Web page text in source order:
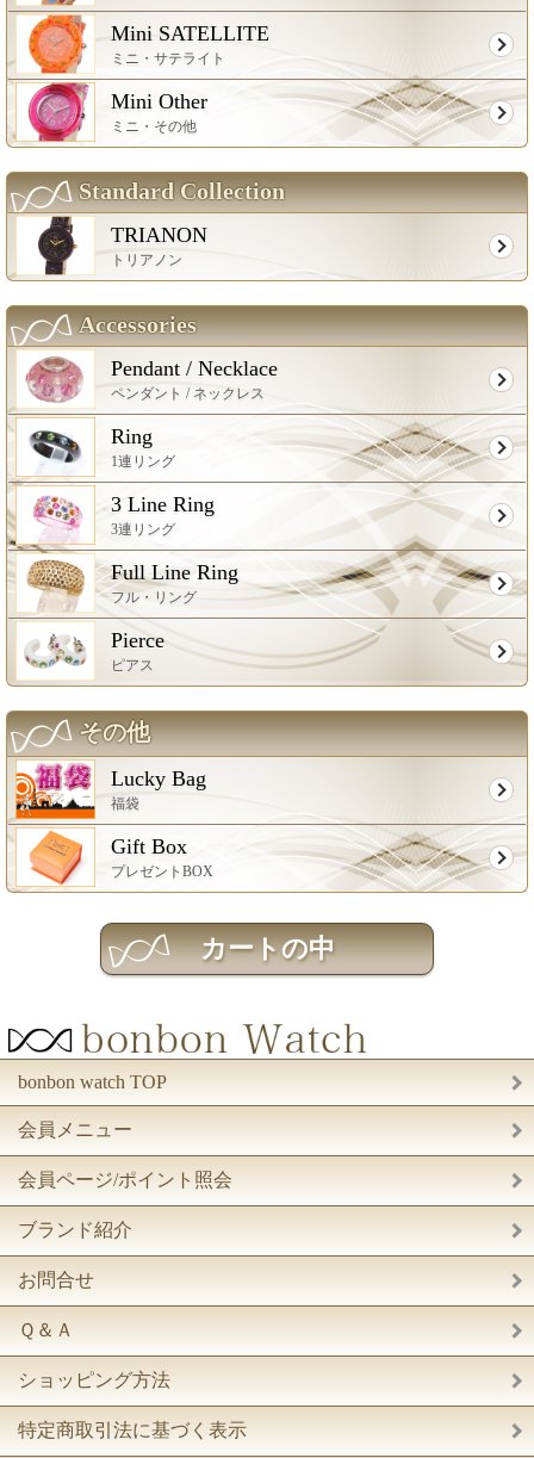
Mini SATELLITE
ミニ・サテライト
Mini Other
ミニ・その他
Standard Collection
TRIANON
トリアノン
Accessories
Pendant / Necklace
ペンダント / ネックレス
Ring
1連リング
3 Line Ring
3連リング
Full Line Ring
フル・リング
Pierce
ピアス
その他
Lucky Bag
福袋
Gift Box
プレゼントBOX
bonbon watch TOP
会員メニュー
会員ページ/ポイント照会
ブランド紹介
お問合せ
Ｑ＆Ａ
ショッピング方法
特定商取引法に基づく表示